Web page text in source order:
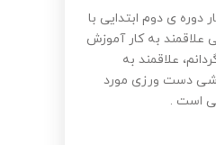
دوره ی دوم ابتدایی با
به کار آموزش
علاقمند به
دست ورزی مورد
است .